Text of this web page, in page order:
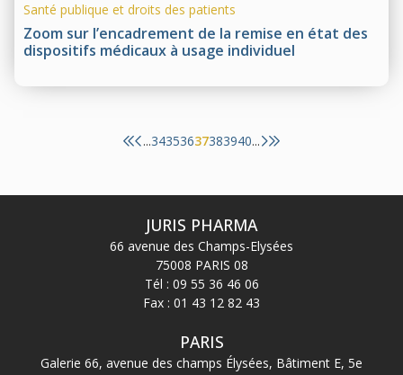
Zoom sur l’encadrement de la remise en état des
dispositifs médicaux à usage individuel
Santé publique et droits des patients
...34353637383940...
JURIS PHARMA
66 avenue des Champs-Elysées
75008 PARIS 08
Tél : 09 55 36 46 06
Fax : 01 43 12 82 43
PARIS
Galerie 66, avenue des champs Élysées, Bâtiment E, 5e